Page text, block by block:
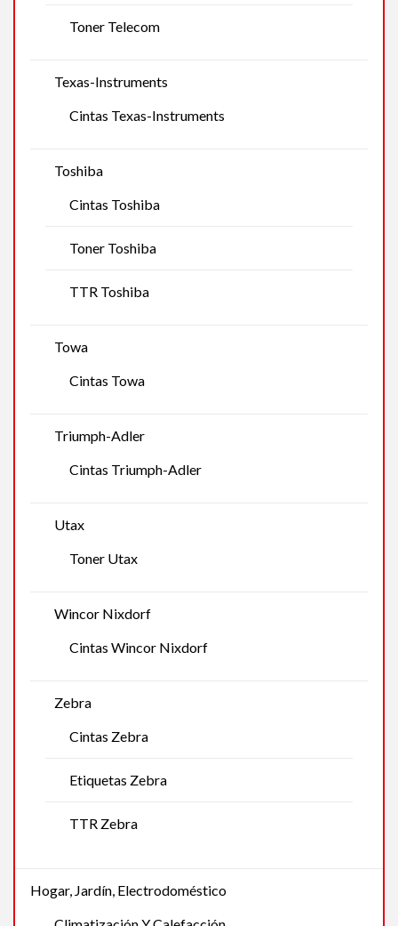
Toner Telecom
Texas-Instruments
Cintas Texas-Instruments
Toshiba
Cintas Toshiba
Toner Toshiba
TTR Toshiba
Towa
Cintas Towa
Triumph-Adler
Cintas Triumph-Adler
Utax
Toner Utax
Wincor Nixdorf
Cintas Wincor Nixdorf
Zebra
Cintas Zebra
Etiquetas Zebra
TTR Zebra
Hogar, Jardín, Electrodoméstico